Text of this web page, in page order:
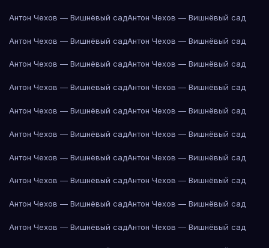
Антон Чехов — Вишнёвый садАнтон Чехов — Вишнёвый сад
Антон Чехов — Вишнёвый садАнтон Чехов — Вишнёвый сад
Антон Чехов — Вишнёвый садАнтон Чехов — Вишнёвый сад
Антон Чехов — Вишнёвый садАнтон Чехов — Вишнёвый сад
Антон Чехов — Вишнёвый садАнтон Чехов — Вишнёвый сад
Антон Чехов — Вишнёвый садАнтон Чехов — Вишнёвый сад
Антон Чехов — Вишнёвый садАнтон Чехов — Вишнёвый сад
Антон Чехов — Вишнёвый садАнтон Чехов — Вишнёвый сад
Антон Чехов — Вишнёвый садАнтон Чехов — Вишнёвый сад
Антон Чехов — Вишнёвый садАнтон Чехов — Вишнёвый сад